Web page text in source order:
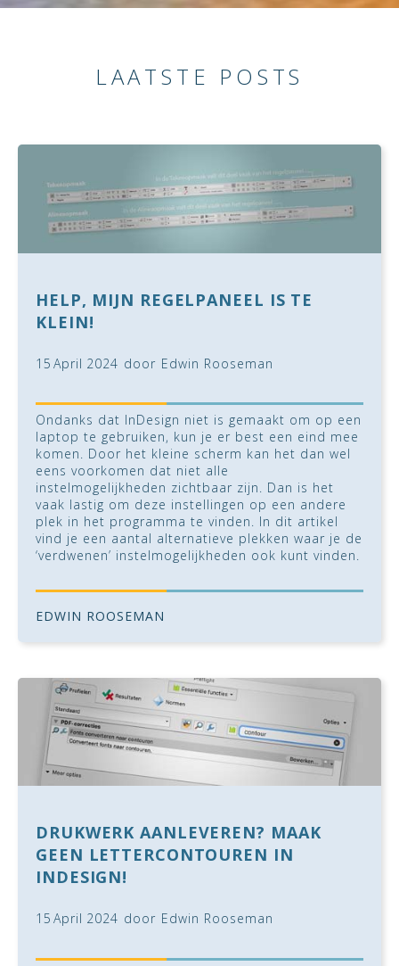
LAATSTE POSTS
HELP, MIJN REGELPANEEL IS TE
KLEIN!
15 April 2024 door Edwin Rooseman
Ondanks dat InDesign niet is gemaakt om op een
laptop te gebruiken, kun je er best een eind mee
komen. Door het kleine scherm kan het dan wel
eens voorkomen dat niet alle
instelmogelijkheden zichtbaar zijn. Dan is het
vaak lastig om deze instellingen op een andere
plek in het programma te vinden. In dit artikel
vind je een aantal alternatieve plekken waar je de
‘verdwenen’ instelmogelijkheden ook kunt vinden.
EDWIN ROOSEMAN
DRUKWERK AANLEVEREN? MAAK
GEEN LETTERCONTOUREN IN
INDESIGN!
15 April 2024 door Edwin Rooseman